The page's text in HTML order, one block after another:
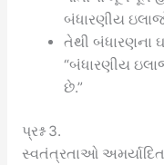
બંધારણીય
તેથી બંધારણના
“બંધારણીય
છે.”
પ્રશ્ન 3.
સ્વતંત્રતાઓ